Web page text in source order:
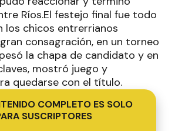
Ríos.El festejo final fue todo
los chicos entrerrianos
consagración, en un torneo
la chapa de candidato y en
mostró juego y
quedarse con el título.
COMPLETO ES SOLO
SUSCRIPTORES